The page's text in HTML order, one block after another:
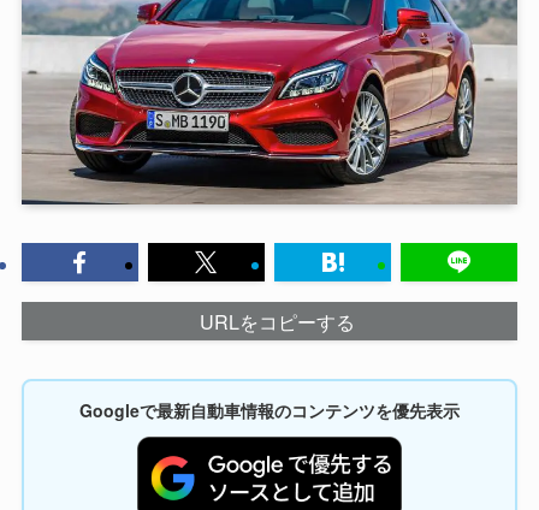
URLをコピーする
Googleで最新自動車情報のコンテンツを優先表示